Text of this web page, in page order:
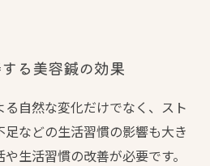
る美容鍼の効果
自然な変化だけでなく、スト
などの生活習慣の影響も大き
生活習慣の改善が必要です。